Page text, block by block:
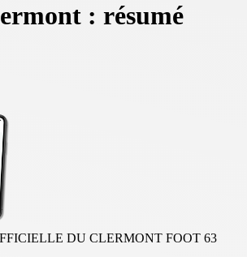
: résumé
DU CLERMONT FOOT 63